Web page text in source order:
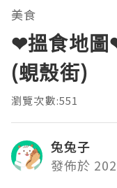
美食
❤搵食地圖
(蜆殼街)
瀏覽次數:551
兔兔子
發佈於